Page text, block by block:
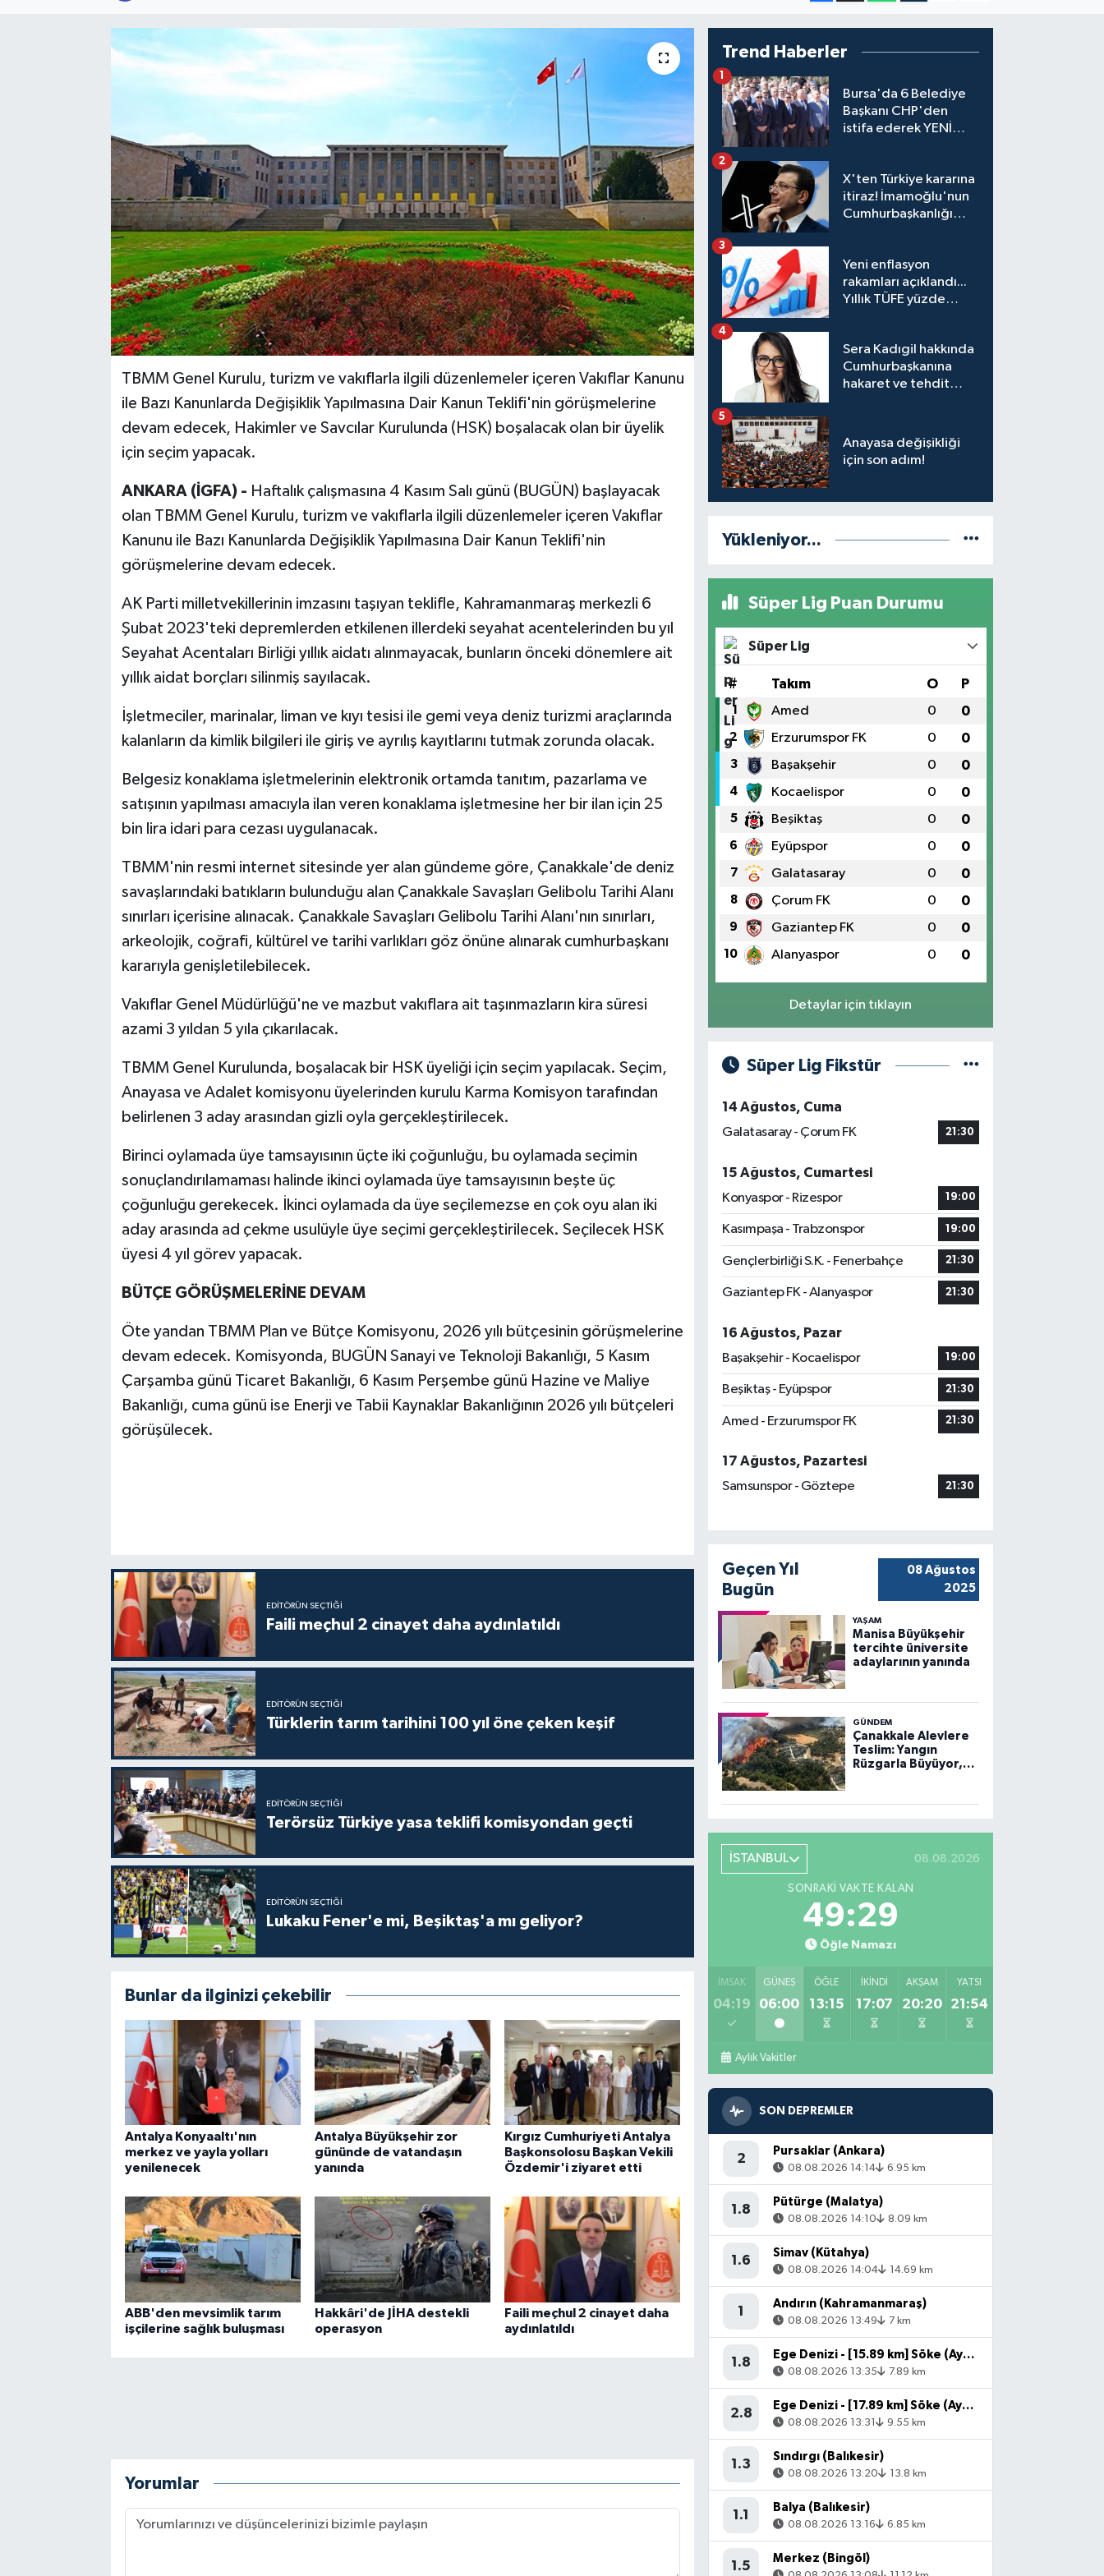
TBMM Genel Kurulu, turizm ve vakıflarla ilgili düzenlemeler içeren Vakıflar Kanunu
ile Bazı Kanunlarda Değişiklik Yapılmasına Dair Kanun Teklifi'nin görüşmelerine
devam edecek, Hakimler ve Savcılar Kurulunda (HSK) boşalacak olan bir üyelik
için seçim yapacak.
ANKARA (İGFA) - Haftalık çalışmasına 4 Kasım Salı günü (BUGÜN) başlayacak
olan TBMM Genel Kurulu, turizm ve vakıflarla ilgili düzenlemeler içeren Vakıflar
Kanunu ile Bazı Kanunlarda Değişiklik Yapılmasına Dair Kanun Teklifi'nin
görüşmelerine devam edecek.
AK Parti milletvekillerinin imzasını taşıyan teklifle, Kahramanmaraş merkezli 6
Şubat 2023'teki depremlerden etkilenen illerdeki seyahat acentelerinden bu yıl
Seyahat Acentaları Birliği yıllık aidatı alınmayacak, bunların önceki dönemlere ait
yıllık aidat borçları silinmiş sayılacak.
İşletmeciler, marinalar, liman ve kıyı tesisi ile gemi veya deniz turizmi araçlarında
kalanların da kimlik bilgileri ile giriş ve ayrılış kayıtlarını tutmak zorunda olacak.
Belgesiz konaklama işletmelerinin elektronik ortamda tanıtım, pazarlama ve
satışının yapılması amacıyla ilan veren konaklama işletmesine her bir ilan için 25
bin lira idari para cezası uygulanacak.
TBMM'nin resmi internet sitesinde yer alan gündeme göre, Çanakkale'de deniz
savaşlarındaki batıkların bulunduğu alan Çanakkale Savaşları Gelibolu Tarihi Alanı
sınırları içerisine alınacak. Çanakkale Savaşları Gelibolu Tarihi Alanı'nın sınırları,
arkeolojik, coğrafi, kültürel ve tarihi varlıkları göz önüne alınarak cumhurbaşkanı
kararıyla genişletilebilecek.
Vakıflar Genel Müdürlüğü'ne ve mazbut vakıflara ait taşınmazların kira süresi
azami 3 yıldan 5 yıla çıkarılacak.
TBMM Genel Kurulunda, boşalacak bir HSK üyeliği için seçim yapılacak. Seçim,
Anayasa ve Adalet komisyonu üyelerinden kurulu Karma Komisyon tarafından
belirlenen 3 aday arasından gizli oyla gerçekleştirilecek.
Birinci oylamada üye tamsayısının üçte iki çoğunluğu, bu oylamada seçimin
sonuçlandırılamaması halinde ikinci oylamada üye tamsayısının beşte üç
çoğunluğu gerekecek. İkinci oylamada da üye seçilemezse en çok oyu alan iki
aday arasında ad çekme usulüyle üye seçimi gerçekleştirilecek. Seçilecek HSK
üyesi 4 yıl görev yapacak.
BÜTÇE GÖRÜŞMELERİNE DEVAM
Öte yandan TBMM Plan ve Bütçe Komisyonu, 2026 yılı bütçesinin görüşmelerine
devam edecek. Komisyonda, BUGÜN Sanayi ve Teknoloji Bakanlığı, 5 Kasım
Çarşamba günü Ticaret Bakanlığı, 6 Kasım Perşembe günü Hazine ve Maliye
Bakanlığı, cuma günü ise Enerji ve Tabii Kaynaklar Bakanlığının 2026 yılı bütçeleri
görüşülecek.
EDITÖRÜN SEÇTIĞI
Faili meçhul 2 cinayet daha aydınlatıldı
EDITÖRÜN SEÇTIĞI
Türklerin tarım tarihini 100 yıl öne çeken keşif
EDITÖRÜN SEÇTIĞI
Terörsüz Türkiye yasa teklifi komisyondan geçti
EDITÖRÜN SEÇTIĞI
Lukaku Fener'e mi, Beşiktaş'a mı geliyor?
Bunlar da ilginizi çekebilir
Antalya Konyaaltı'nın
merkez ve yayla yolları
yenilenecek
Antalya Büyükşehir zor
gününde de vatandaşın
yanında
Kırgız Cumhuriyeti Antalya
Başkonsolosu Başkan Vekili
Özdemir'i ziyaret etti
ABB'den mevsimlik tarım
işçilerine sağlık buluşması
Hakkâri'de JİHA destekli
operasyon
Faili meçhul 2 cinayet daha
aydınlatıldı
Yorumlar
Trend Haberler
Bursa'da 6 Belediye
Başkanı CHP'den
istifa ederek YENİ
1
X'ten Türkiye kararına
itiraz! İmamoğlu'nun
Cumhurbaşkanlığı
engeli mahkemeye
taşındı
2
Yeni enflasyon
rakamları açıklandı...
Yıllık TÜFE yüzde
3
Sera Kadıgil hakkında
Cumhurbaşkanına
hakaret ve tehdit
4
Anayasa değişikliği
için son adım!
5
Yükleniyor...
Süper Lig Puan Durumu
Süper Lig
# Takım O P
1 Amed 0 0
2 Erzurumspor FK 0 0
3 Başakşehir 0 0
4 Kocaelispor 0 0
5 Beşiktaş 0 0
6 Eyüpspor 0 0
7 Galatasaray 0 0
8 Çorum FK 0 0
9 Gaziantep FK 0 0
10 Alanyaspor 0 0
Detaylar için tıklayın
Süper Lig Fikstür
14 Ağustos, Cuma
Galatasaray - Çorum FK
21:30
15 Ağustos, Cumartesi
Konyaspor - Rizespor
19:00
Kasımpaşa - Trabzonspor 19:00
Gençlerbirliği S.K. - Fenerbahçe 21:30
Gaziantep FK - Alanyaspor 21:30
16 Ağustos, Pazar
Başakşehir - Kocaelispor
19:00
Beşiktaş - Eyüpspor 21:30
Amed - Erzurumspor FK 21:30
17 Ağustos, Pazartesi
Samsunspor - Göztepe
21:30
Geçen Yıl
Bugün
08 Ağustos
2025
YAŞAM
Manisa Büyükşehir
tercihte üniversite
adaylarının yanında
GÜNDEM
Çanakkale Alevlere
Teslim: Yangın
Rüzgarla Büyüyor,
İSTANBUL 08.08.2026
SONRAKI VAKTE KALAN
49:28
Öğle Namazı
İMSAK
04:19
GÜNEŞ
06:00
ÖĞLE
13:15
İKINDI
17:07
AKŞAM
20:20
YATSI
21:54
Aylık Vakitler
SON DEPREMLER
2
Pursaklar (Ankara)
08.08.2026 14:14 6.95 km
1.8
Pütürge (Malatya)
08.08.2026 14:10 8.09 km
1.6
Simav (Kütahya)
08.08.2026 14:04 14.69 km
1
Andırın (Kahramanmaraş)
08.08.2026 13:49 7 km
1.8
Ege Denizi - [15.89 km] Söke (Aydın)
08.08.2026 13:35 7.89 km
2.8
Ege Denizi - [17.89 km] Söke (Aydın)
08.08.2026 13:31 9.55 km
1.3
Sındırgı (Balıkesir)
08.08.2026 13:20 13.8 km
1.1
Balya (Balıkesir)
08.08.2026 13:16 6.85 km
1.5
Merkez (Bingöl)
KÜLTÜR SANAT